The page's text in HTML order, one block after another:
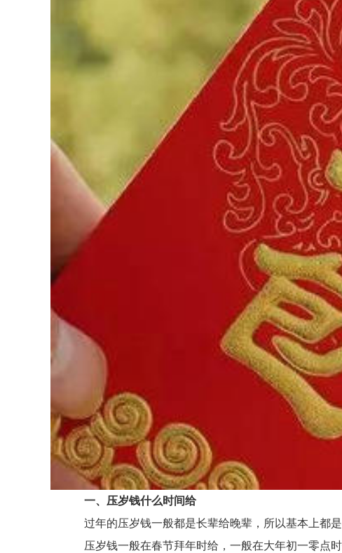
一、压岁钱什么时间给
过年的压岁钱一般都是长辈给晚辈，所以基本上都是
压岁钱一般在春节拜年时给，一般在大年初一零点时